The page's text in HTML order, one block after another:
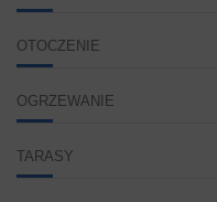
OTOCZENIE
OGRZEWANIE
TARASY